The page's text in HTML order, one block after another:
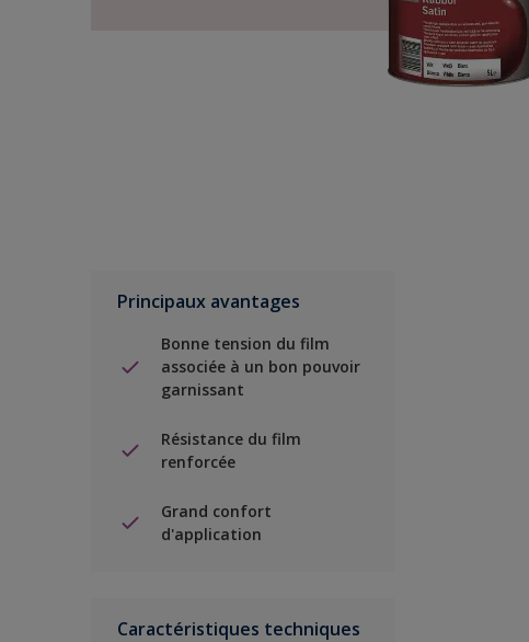
Principaux avantages
Bonne tension du film
associée à un bon pouvoir
garnissant
Résistance du film
renforcée
Grand confort
d'application
Caractéristiques techniques